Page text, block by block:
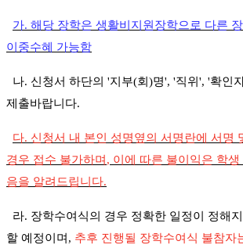
가. 해당 장학은 생활비지원장학으로 다른
이중수혜 가능함
나. 신청서 하단의 '지부(회)명', '직위', '확인
제출바랍니다.
다. 신청서 내 본인 성명옆의 서명란에 서명
경우 접수 불가하며 , 이에 따른 불이익은 학
음을 알려드립니다.
라. 장학수여식의 경우 정확한 일정이 정해
할 예정이며 , 추후 진행될 장학수여식 불참자